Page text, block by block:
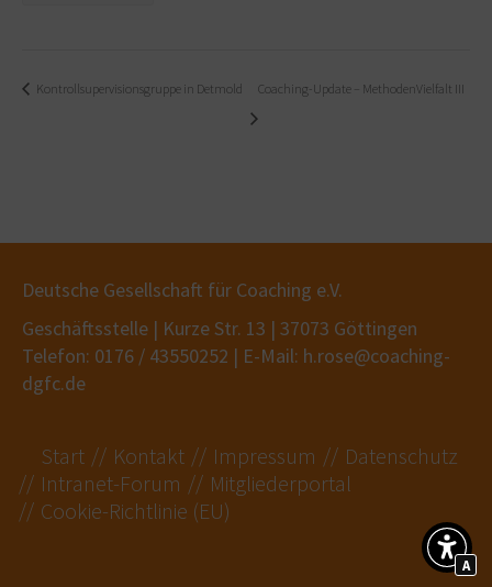
Kontrollsupervisionsgruppe in Detmold Coaching-Update – MethodenVielfalt III
Deutsche Gesellschaft für Coaching e.V.
Geschäftsstelle | Kurze Str. 13 | 37073 Göttingen
Telefon: 0176 / 43550252 | E-Mail: h.rose@coaching-
dgfc.de
Start Kontakt Impressum
Datenschutz
Intranet-Forum
Mitgliederportal
Cookie-Richtlinie (EU)
A